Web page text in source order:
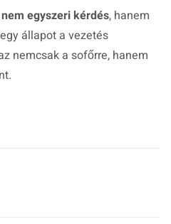
nem egyszeri kérdés, hanem
állapot a vezetés
nemcsak a sofőrre, hanem